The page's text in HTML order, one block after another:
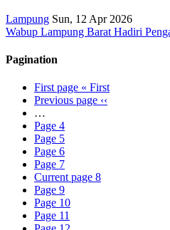
Lampung Sun, 12 Apr 2026
Wabup Lampung Barat Hadiri
Pagination
First page « First
Previous page ‹‹
…
Page 4
Page 5
Page 6
Page 7
Current page 8
Page 9
Page 10
Page 11